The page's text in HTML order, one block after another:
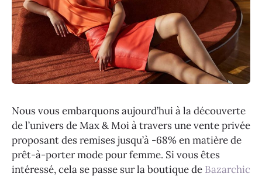
Nous vous embarquons aujourd’hui à la découverte
de l’univers de Max & Moi à travers une vente privée
proposant des remises jusqu’à -68% en matière de
prêt-à-porter mode pour femme. Si vous êtes
intéressé, cela se passe sur la boutique de Bazarchic